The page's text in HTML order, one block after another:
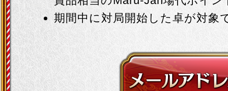
期間中に対局開始した卓が対象